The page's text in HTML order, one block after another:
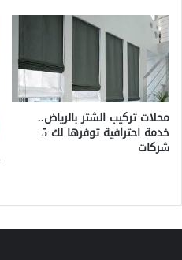
محلات تركيب الشتر بالرياض..
خدمة احترافية توفرها لك 5
شركات